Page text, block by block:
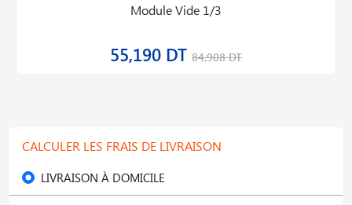
Module Vide 1/3
55,190 DT 84,908 DT
CALCULER LES FRAIS DE LIVRAISON
LIVRAISON À DOMICILE